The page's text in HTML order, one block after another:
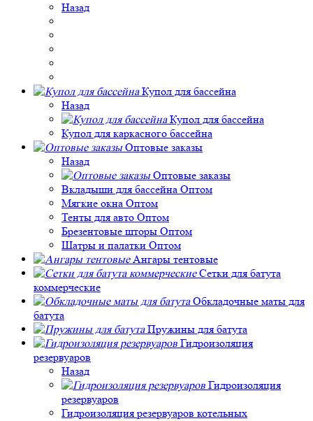
Назад
Купол для бассейна
Назад
Купол для бассейна
Купол для каркасного бассейна
Оптовые заказы
Назад
Оптовые заказы
Вкладыши для бассейна Оптом
Мягкие окна Оптом
Тенты для авто Оптом
Брезентовые шторы Оптом
Шатры и палатки Оптом
Ангары тентовые
Сетки для батута
коммерческие
Обкладочные маты для
батута
Пружины для батута
Гидроизоляция
резервуаров
Назад
Гидроизоляция
резервуаров
Гидроизоляция резервуаров котельных